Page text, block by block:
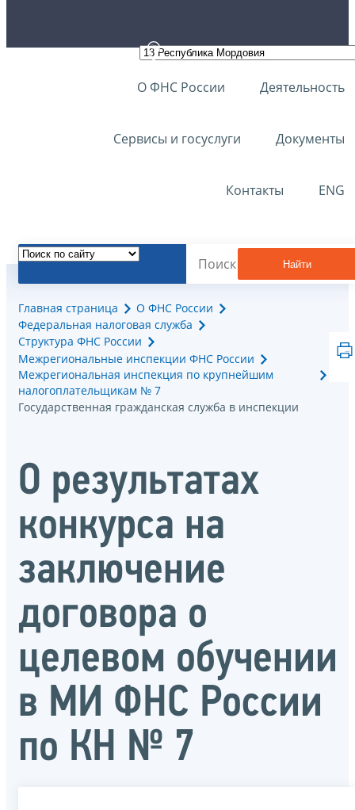
О ФНС России Деятельность
Сервисы и госуслуги Документы
Контакты ENG
Найти
Главная страница
О ФНС России
Федеральная налоговая служба
Структура ФНС России
Межрегиональные инспекции ФНС России
Межрегиональная инспекция по крупнейшим
налогоплательщикам № 7
Государственная гражданская служба в инспекции
О результатах
конкурса на
заключение
договора о
целевом обучении
в МИ ФНС России
по КН № 7